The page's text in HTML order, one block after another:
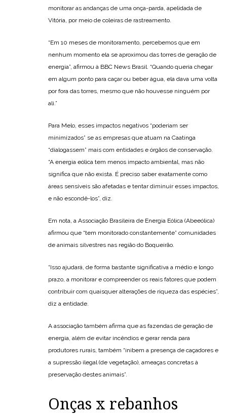
monitorar as andanças de uma onça-parda, apelidada de
Vitória, por meio de coleiras de rastreamento.
“Em 10 meses de monitoramento, percebemos que em
nenhum momento ela se aproximou das torres de geração de
energia”, afirmou à BBC News Brasil. “Quando queria chegar
em algum ponto para caçar ou beber água, ela dava uma volta
por fora das torres, mesmo que não houvesse ninguém por
ali.”
Para Melo, esses impactos negativos “poderiam ser
minimizados” se as empresas que atuam na Caatinga
“dialogassem” mais com entidades e órgãos de conservação.
“A energia eólica tem menos impacto ambiental, mas não
significa que não exista. É preciso saber exatamente como
áreas sensíveis são afetadas e tentar diminuir esses impactos,
e não escondê-los”, diz.
Em nota, a Associação Brasileira de Energia Eólica (Abeeólica)
afirmou que “tem monitorado constantemente” comunidades
de animais silvestres nas região do Boqueirão.
“Isso ajudará, de forma bastante significativa a médio e longo
prazo, a monitorar e compreender os reais fatores que podem
contribuir com quaisquer alterações de riqueza das espécies”,
diz a entidade.
A associação também afirma que as fazendas de geração de
energia, além de evitar incêndios e gerar renda para
produtores rurais, também “inibem a presença de caçadores e
a supressão ilegal (de vegetação), ameaças concretas à
preservação destes animais”.
Onças x rebanhos